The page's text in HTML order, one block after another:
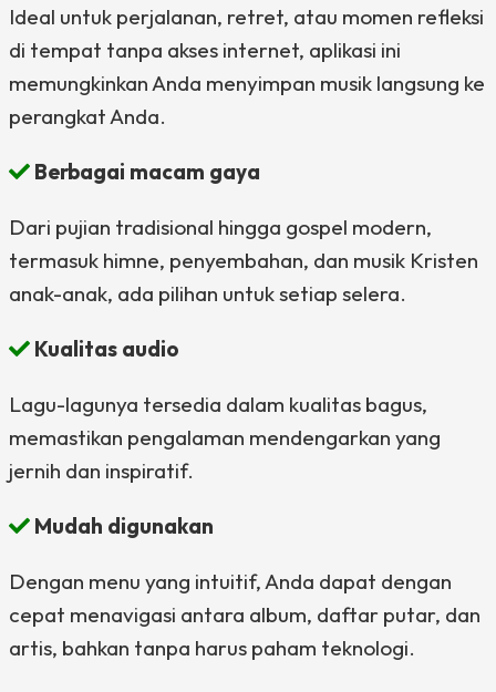
Ideal untuk perjalanan, retret, atau momen refleksi
di tempat tanpa akses internet, aplikasi ini
memungkinkan Anda menyimpan musik langsung ke
perangkat Anda.
Berbagai macam gaya
Dari pujian tradisional hingga gospel modern,
termasuk himne, penyembahan, dan musik Kristen
anak-anak, ada pilihan untuk setiap selera.
Kualitas audio
Lagu-lagunya tersedia dalam kualitas bagus,
memastikan pengalaman mendengarkan yang
jernih dan inspiratif.
Mudah digunakan
Dengan menu yang intuitif, Anda dapat dengan
cepat menavigasi antara album, daftar putar, dan
artis, bahkan tanpa harus paham teknologi.